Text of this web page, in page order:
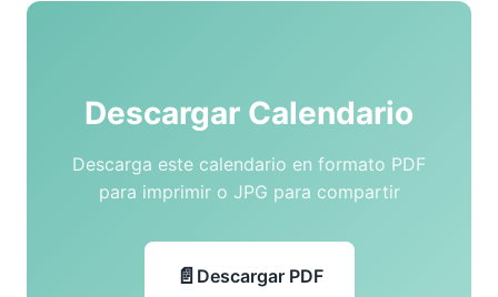
Descargar Calendario
Descarga este calendario en formato PDF
para imprimir o JPG para compartir
Descargar PDF